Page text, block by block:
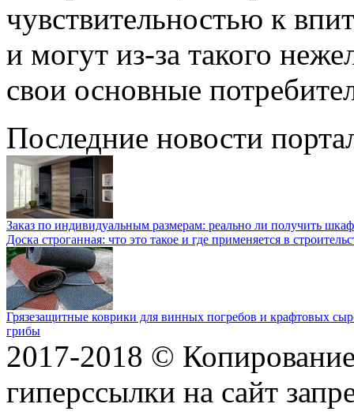
чувствительностью к
и могут из-за такого
свои основные
Последние новости
Заказ по индивидуальным размерам: реально ли получить
Доска строганная: что это такое и где применяется в
Грязезащитные коврики для винных погребов и крафтовых
грибы
2017-2018 ©
гиперссылки на сайт